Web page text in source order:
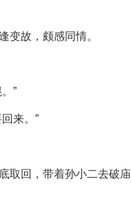
变故，颇感同情。
”
来。”
取回，带着孙小二去破庙